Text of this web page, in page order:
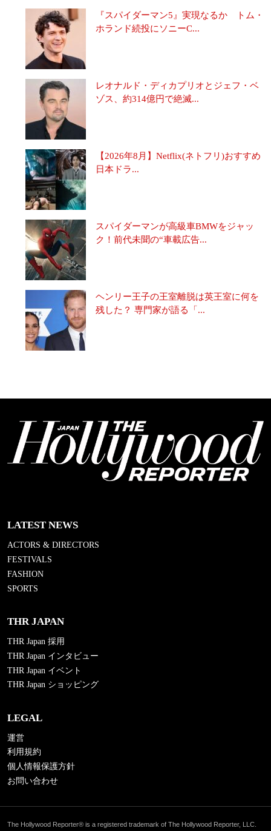
『スパイダーマン5』実現なるか トム・
ホランド続投にソニーC...
レオナルド・ディカプリオとジェフ・ベ
ゾス、約314億円で絶滅...
【2026年8月】Netflix(ネトフリ)おすすめ
日本ドラ...
スパイダーマンが高級車BMWをジャッ
ク！前代未聞の“車載広告...
ヘンリー王子の王室離脱は英王室に何を
残した？ 専門家が語る「...
LATEST NEWS
ACTORS & DIRECTORS
FESTIVALS
FASHION
SPORTS
THR JAPAN
THR Japan 採用
THR Japan インタビュー
THR Japan イベント
THR Japan ショッピング
LEGAL
運営
利用規約
個人情報保護方針
お問い合わせ
The Hollywood Reporter® is a registered trademark of The Hollywood Reporter, LLC.